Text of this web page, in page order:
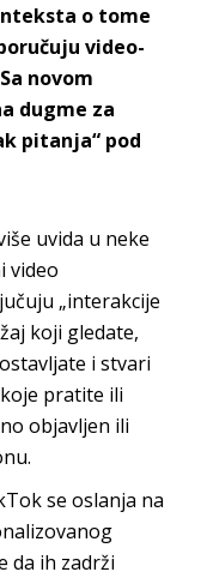
o tome
video-
novom
dugme za
pitanja“ pod
uvida u neke
video
„interakcije
koji gledate,
i stvari
pratite ili
objavljen ili
se oslanja na
da ih zadrži